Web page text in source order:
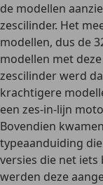
de modellen
zescilinder. Het
modellen, dus de
modellen met
zescilinder werd
krachtigere
een zes-in-lijn
Bovendien
typeaanduiding
versies die net iets
werden deze